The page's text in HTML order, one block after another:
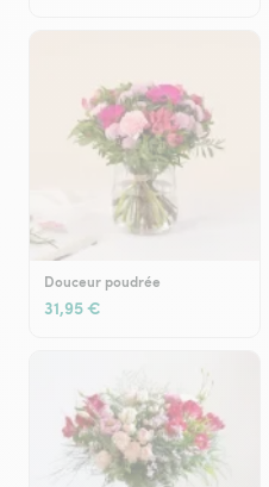
Douceur poudrée
31,95 €